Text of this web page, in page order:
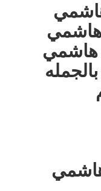
هاشمي
هاشمي